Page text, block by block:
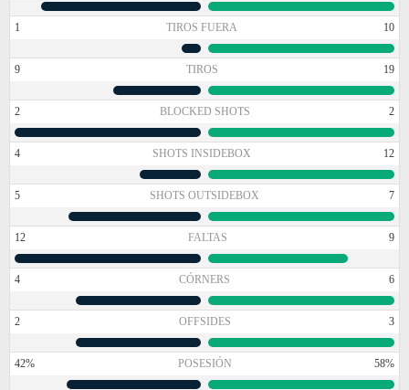
1 TIROS FUERA 10
9 TIROS 19
2 BLOCKED SHOTS 2
4 SHOTS INSIDEBOX 12
5 SHOTS OUTSIDEBOX 7
12 FALTAS 9
4 CÓRNERS 6
2 OFFSIDES 3
42% POSESIÓN 58%